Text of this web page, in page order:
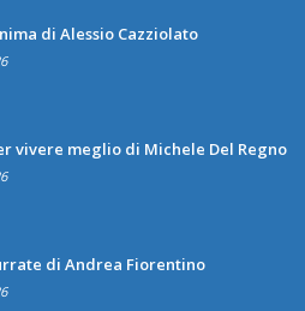
di Alessio Cazziolato
vivere meglio di Michele Del Regno
di Andrea Fiorentino